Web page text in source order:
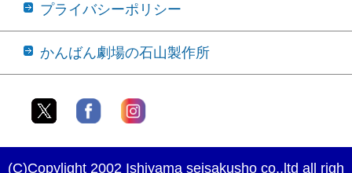
プライバシーポリシー
かんばん劇場の石山製作所
(C)Copylight 2002 Ishiyama seisakusho co.,ltd all righ